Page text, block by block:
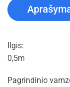
Ilgis:
0,5m
Pagrindinio